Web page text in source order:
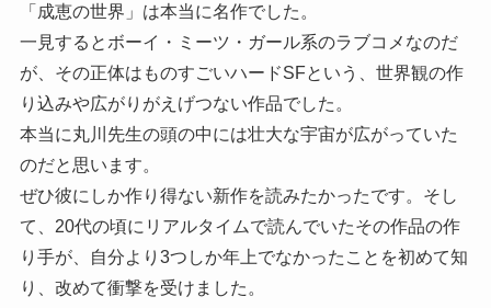
「成恵の世界」は本当に名作でした。
一見するとボーイ・ミーツ・ガール系のラブコメなのだ
が、その正体はものすごいハードSFという、世界観の作
り込みや広がりがえげつない作品でした。
本当に丸川先生の頭の中には壮大な宇宙が広がっていた
のだと思います。
ぜひ彼にしか作り得ない新作を読みたかったです。そし
て、20代の頃にリアルタイムで読んでいたその作品の作
り手が、自分より3つしか年上でなかったことを初めて知
り、改めて衝撃を受けました。